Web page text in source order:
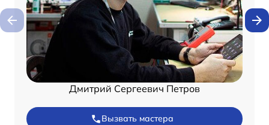
Дмитрий Сергеевич Петров
Вызвать мастера